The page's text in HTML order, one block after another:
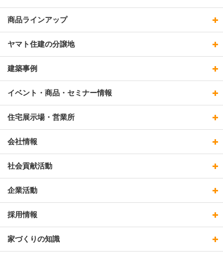
商品ラインアップ
ヤマト住建の分譲地
建築事例
イベント・商品・セミナー情報
住宅展示場・営業所
会社情報
社会貢献活動
企業活動
採用情報
家づくりの知識